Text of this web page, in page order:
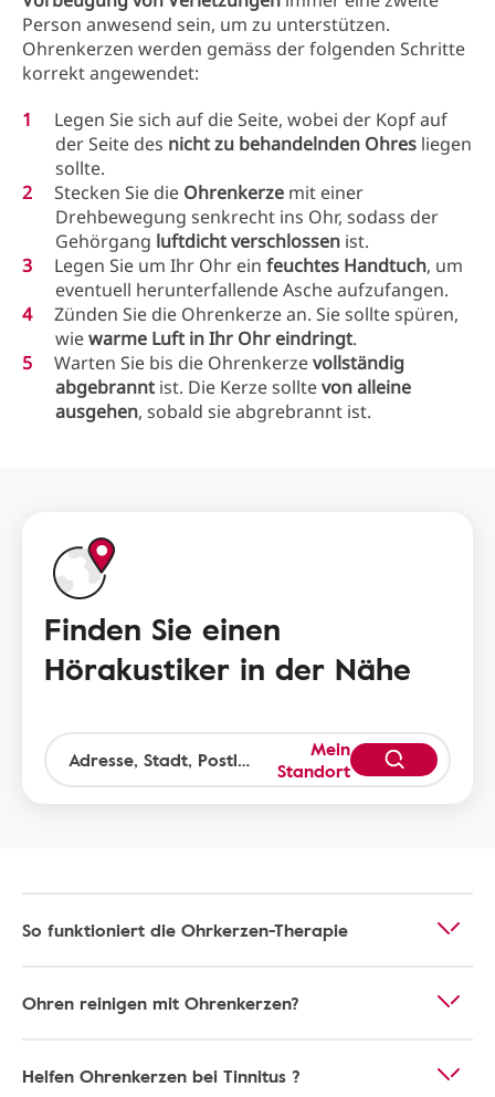
Person anwesend sein, um zu unterstützen.
Ohrenkerzen werden gemäss der folgenden Schritte
korrekt angewendet:
Legen Sie sich auf die Seite, wobei der Kopf auf
der Seite des nicht zu behandelnden Ohres liegen
sollte.
Stecken Sie die Ohrenkerze mit einer
Drehbewegung senkrecht ins Ohr, sodass der
Gehörgang luftdicht verschlossen ist.
Legen Sie um Ihr Ohr ein feuchtes Handtuch, um
eventuell herunterfallende Asche aufzufangen.
Zünden Sie die Ohrenkerze an. Sie sollte spüren,
wiewarme Luft in Ihr Ohr eindringt.
Warten Sie bis die Ohrenkerzevollständig
abgebrannt ist. Die Kerze solltevon alleine
ausgehen, sobald sie abgrebrannt ist.
Finden Sie einen
Hörakustiker in der Nähe
Mein
Standort
So funktioniert die Ohrkerzen-Therapie
Ohren reinigen mit Ohrenkerzen?
Helfen Ohrenkerzen bei Tinnitus ?